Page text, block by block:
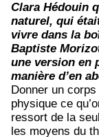
Clara Hédouin
naturel, qui
vivre dans la
Baptiste
une version en
manière d’en
Donner un
physique ce
ressort de la
les moyens du